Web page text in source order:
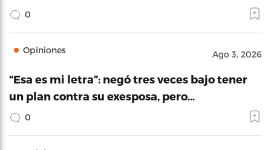
0
Opiniones Ago 3, 2026
“Esa es mi letra”: negó tres veces bajo tener
un plan contra su exesposa, pero…
0